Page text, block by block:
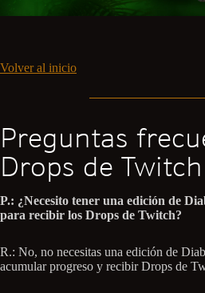
Volver al inicio
Preguntas
Drops de Twitch
P.: ¿Necesito tener una edición de
para recibir los Drops de Twitch?
R.: No, no necesitas una edición de
acumular progreso y recibir Drops de